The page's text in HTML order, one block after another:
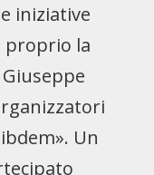
iniziative
proprio la
Un